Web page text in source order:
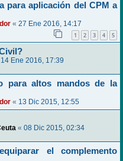
para aplicación del CPM a
« 27 Ene 2016, 14:17
1 2 3 4 5
14 Ene 2016, 17:39
para altos mandos de la
« 13 Dic 2015, 12:55
« 08 Dic 2015, 02:34
el complemento